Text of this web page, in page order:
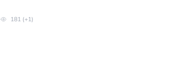
181 (+1)